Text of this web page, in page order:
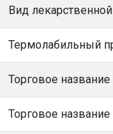
Вид
Термолабильный
Торговое название
Торговое